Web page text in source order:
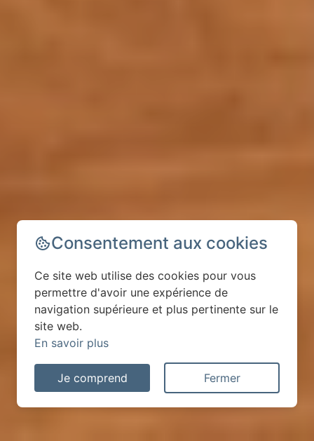
Consentement aux cookies
Ce site web utilise des cookies pour vous
permettre d'avoir une expérience de
navigation supérieure et plus pertinente sur le
site web.
En savoir plus
Je comprend Fermer